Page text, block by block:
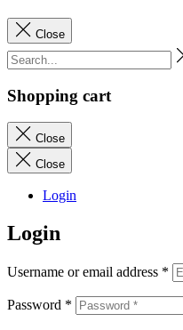
Close
Shopping cart
Close
Close
Login
Login
Username or email address *
Password *